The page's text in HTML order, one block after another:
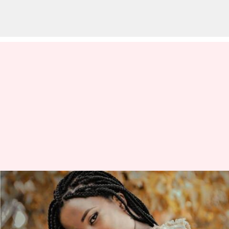
Memahami kebangkitan
kepang mikro
menulis Taufiq Al Jufri Nov 10, 2023 11:50 am